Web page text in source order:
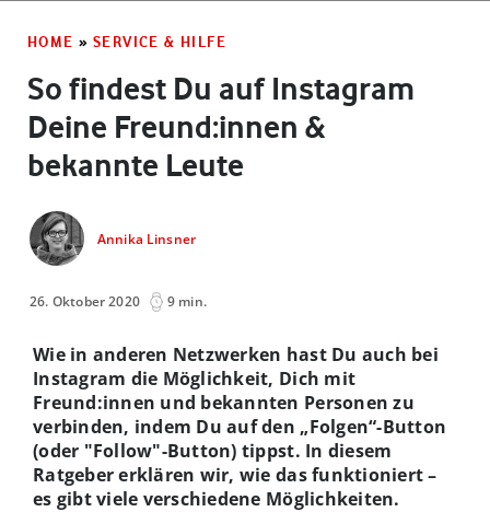
HOME » SERVICE & HILFE
So findest Du auf Instagram
Deine Freund:innen &
bekannte Leute
Annika Linsner
26. Oktober 2020 9 min.
Wie in anderen Netzwerken hast Du auch bei
Instagram die Möglichkeit, Dich mit
Freund:innen und bekannten Personen zu
verbinden, indem Du auf den „Folgen“-Button
(oder "Follow"-Button) tippst. In diesem
Ratgeber erklären wir, wie das funktioniert –
es gibt viele verschiedene Möglichkeiten.